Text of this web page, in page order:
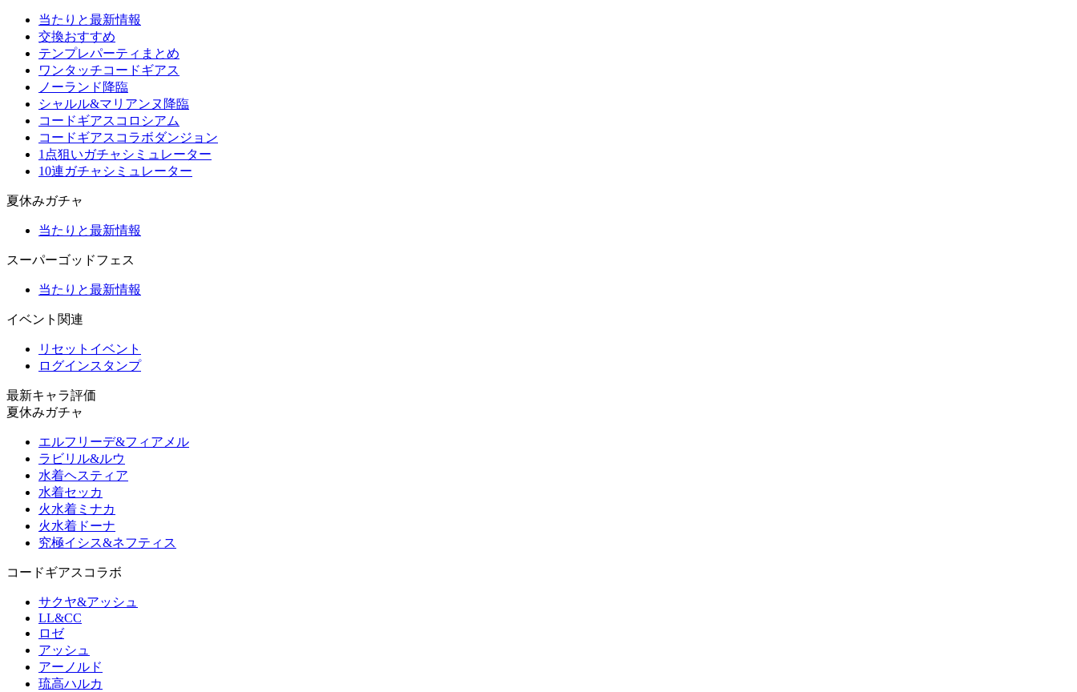
当たりと最新情報
交換おすすめ
テンプレパーティまとめ
ワンタッチコードギアス
ノーランド降臨
シャルル&マリアンヌ降臨
コードギアスコロシアム
コードギアスコラボダンジョン
1点狙いガチャシミュレーター
10連ガチャシミュレーター
夏休みガチャ
当たりと最新情報
スーパーゴッドフェス
当たりと最新情報
イベント関連
リセットイベント
ログインスタンプ
最新キャラ評価
夏休みガチャ
エルフリーデ&フィアメル
ラビリル&ルウ
水着ヘスティア
水着セッカ
火水着ミナカ
火水着ドーナ
究極イシス&ネフティス
コードギアスコラボ
サクヤ&アッシュ
LL&CC
ロゼ
アッシュ
アーノルド
琉高ハルカ